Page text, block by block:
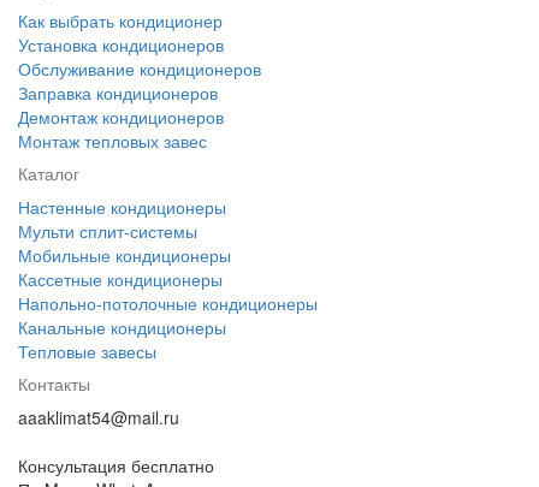
Как выбрать кондиционер
Установка кондиционеров
Обслуживание кондиционеров
Заправка кондиционеров
Демонтаж кондиционеров
Монтаж тепловых завес
Каталог
Настенные кондиционеры
Мульти сплит-системы
Мобильные кондиционеры
Кассетные кондиционеры
Напольно-потолочные кондиционеры
Канальные кондиционеры
Тепловые завесы
Контакты
aaaklimat54@mail.ru
Консультация бесплатно